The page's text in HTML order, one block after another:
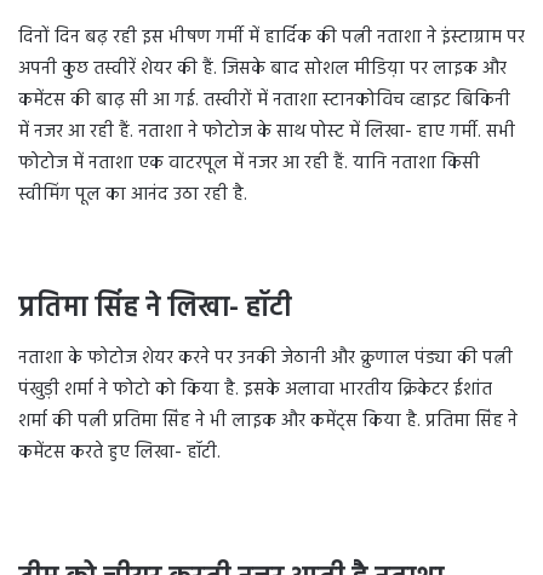
दिनों दिन बढ़ रही इस भीषण गर्मी में हार्दिक की पत्नी नताशा ने इंस्टाग्राम पर
अपनी कुछ तस्वीरें शेयर की हैं. जिसके बाद सोशल मीडिय़ा पर लाइक और
कमेंटस की बाढ़ सी आ गई. तस्वीरों में नताशा स्टानकोविच व्हाइट बिकिनी
में नजर आ रही हैं. नताशा ने फोटोज के साथ पोस्ट में लिखा- हाए गर्मी. सभी
फोटोज में नताशा एक वाटरपूल में नजर आ रही हैं. यानि नताशा किसी
स्वीमिंग पूल का आनंद उठा रही है.
प्रतिमा सिंह ने लिखा- हॉटी
नताशा के फोटोज शेयर करने पर उनकी जेठानी और क्रुणाल पंड्या की पत्नी
पंखुड़ी शर्मा ने फोटो को किया है. इसके अलावा भारतीय क्रिकेटर ईशांत
शर्मा की पत्नी प्रतिमा सिंह ने भी लाइक और कमेंट्स किया है. प्रतिमा सिंह ने
कमेंटस करते हुए लिखा- हॉटी.